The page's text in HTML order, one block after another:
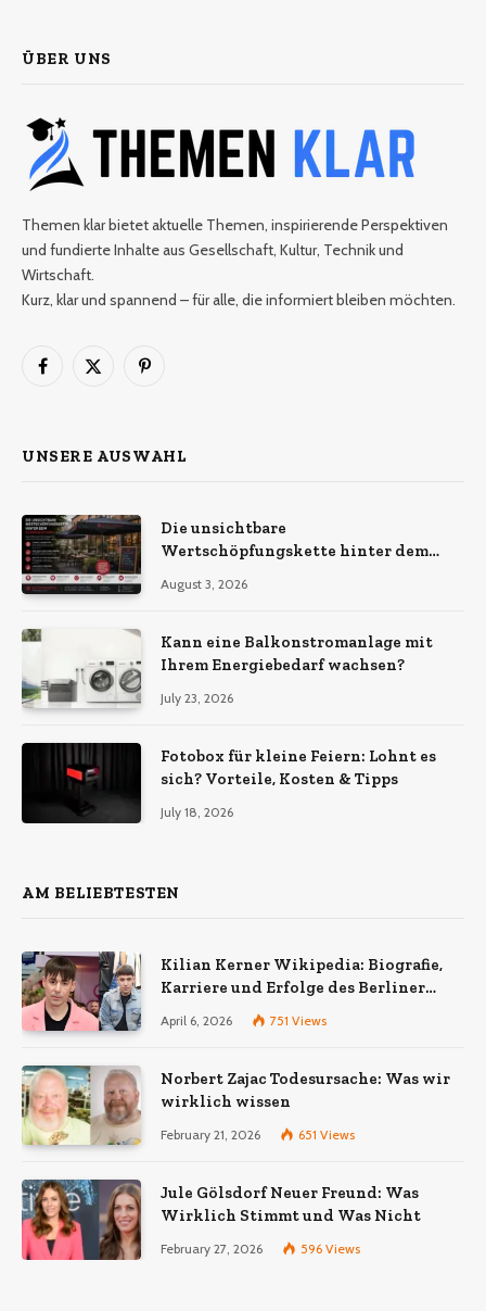
ÜBER UNS
Themen klar bietet aktuelle Themen, inspirierende Perspektiven
und fundierte Inhalte aus Gesellschaft, Kultur, Technik und
Wirtschaft.
Kurz, klar und spannend – für alle, die informiert bleiben möchten.
Facebook
X
Pinterest
UNSERE AUSWAHL
Die unsichtbare
Wertschöpfungskette hinter dem
Ökonomie, EU-Fertigung und
wirklich bedeuten
August 3, 2026
Kann eine Balkonstromanlage mit
Ihrem Energiebedarf wachsen?
July 23, 2026
Fotobox für kleine Feiern: Lohnt es
sich? Vorteile, Kosten & Tipps
July 18, 2026
AM BELIEBTESTEN
Kilian Kerner Wikipedia: Biografie,
Karriere und Erfolge des Berliner
Modedesigners
April 6, 2026 751 Views
Norbert Zajac Todesursache: Was wir
wirklich wissen
February 21, 2026 651 Views
Jule Gölsdorf Neuer Freund: Was
Wirklich Stimmt und Was Nicht
February 27, 2026 596 Views